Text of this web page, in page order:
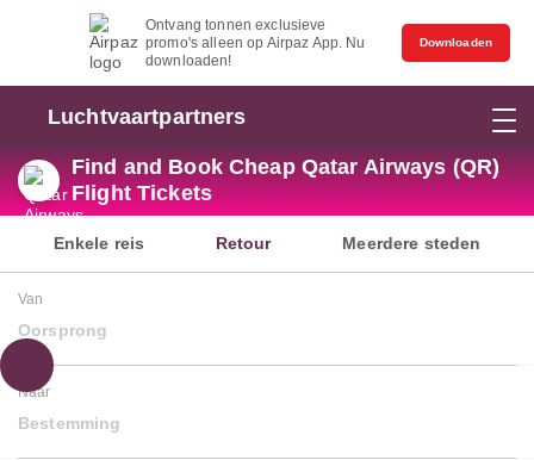
Ontvang tonnen exclusieve
promo's alleen op Airpaz App. Nu
downloaden!
Downloaden
Luchtvaartpartners
Find and Book Cheap Qatar Airways (QR)
Flight Tickets
Enkele reis Retour Meerdere steden
Van
Oorsprong
Naar
Bestemming